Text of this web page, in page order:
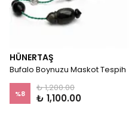
HÜNERTAŞ
Bufalo Boynuzu Maskot Tespih
%8
₺ 1,200.00
₺ 1,100.00